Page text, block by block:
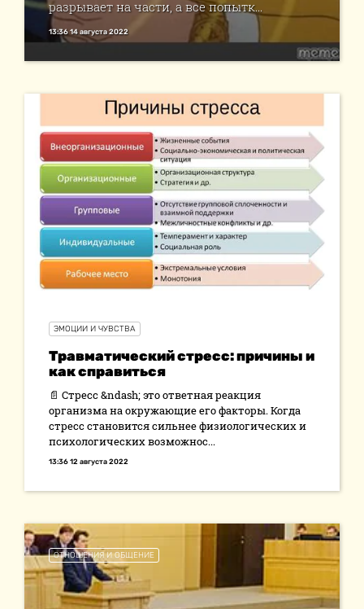
разрывает на части, а все попытк...
13:36 14 августа 2022
ЭМОЦИИ И ЧУВСТВА
Травматический стресс: причины и
как справиться
📄 Стресс &ndash; это ответная реакция
организма на окружающие его факторы. Когда
стресс становится сильнее физиологических и
психологических возможнос...
13:36 12 августа 2022
ОТНОШЕНИЯ И ОБЩЕНИЕ